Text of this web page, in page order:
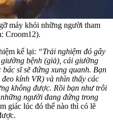
máy khỏi những người tham
Croom12).
kể lại: “Trải nghiệm đó gây
bệnh (giả), cái giường
sĩ sẽ đứng xung quanh. Bạn
kính VR) và nhìn thấy các
không được. Rồi bạn như trôi
người đang đứng trong
giác lúc đó thế nào thì có lẽ